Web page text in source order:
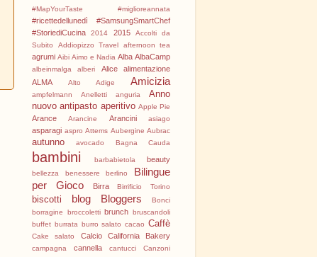
#MapYourTaste #miglioreannata
#ricettedellunedì
#SamsungSmartChef
#StoriediCucina
2014 2015
Accolti da
Subito
Addiopizzo Travel afternoon tea
agrumi Aibi Aimo e Nadia Alba AlbaCamp
albeinmalga alberi Alice
alimentazione
ALMA
Alto Adige Amicizia
ampfelmann Anelletti anguria
Anno
nuovo antipasto aperitivo Apple Pie
Arance Arancine Arancini asiago
asparagi aspro Attems Aubergine Aubrac
autunno avocado Bagna Cauda
bambini barbabietola beauty
bellezza benessere berlino
Bilingue
per Gioco
Birra Birrificio Torino
biscotti blog Bloggers
Bonci
borragine
broccoletti brunch
bruscandoli
buffet burrata burro salato cacao Caffè
Cake salato Calcio California Bakery
campagna cannella cantucci
Canzoni